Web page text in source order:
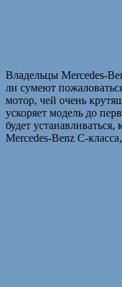
Владельцы Mercedes-
ли сумеют
мотор, чей очень
ускоряет модель до
будет
Mercedes-Benz C-